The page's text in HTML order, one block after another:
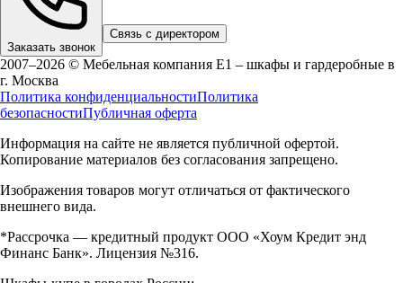
Заказать звонок
Связь с директором
2007–2026 © Мебельная компания Е1 – шкафы и гардеробные в
г. Москва
Политика конфиденциальностиПолитика
безопасностиПубличная оферта
Информация на сайте не является публичной офертой.
Копирование материалов без согласования запрещено.
Изображения товаров могут отличаться от фактического
внешнего вида.
*Рассрочка — кредитный продукт ООО «Хоум Кредит энд
Финанс Банк». Лицензия №316.